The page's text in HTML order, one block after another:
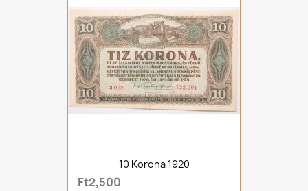
10 Korona 1920
Ft2,500